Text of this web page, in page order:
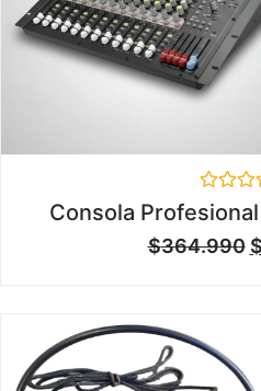
Valorado
en
0
de
Consola
$364.990 $